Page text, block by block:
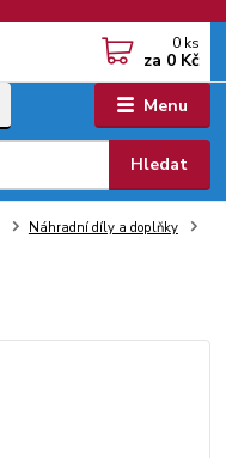
Menu
Hledat
0 ks
za 0 Kč
Náhradní díly a doplňky